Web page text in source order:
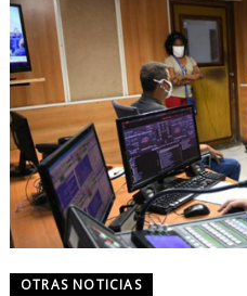
OTRAS NOTICIAS